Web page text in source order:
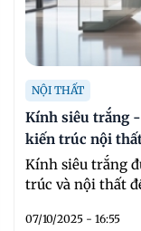
NỘI THẤT
Kính siêu trắng
kiến trúc nội
Kính siêu trắng
trúc và nội thất
07/10/2025 - 16:55